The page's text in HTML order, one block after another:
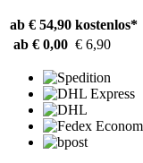
ab € 54,90 kostenlos*
ab € 0,00 € 6,90